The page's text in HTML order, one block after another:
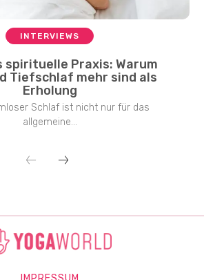
INTERVIEWS
spirituelle Praxis: Warum
Tiefschlaf mehr sind als
Erholung
Schlaf ist nicht nur für das
allgemeine...